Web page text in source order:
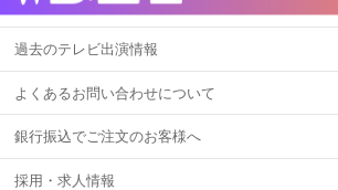
過去のテレビ出演情報
よくあるお問い合わせについて
銀行振込でご注文のお客様へ
採用・求人情報